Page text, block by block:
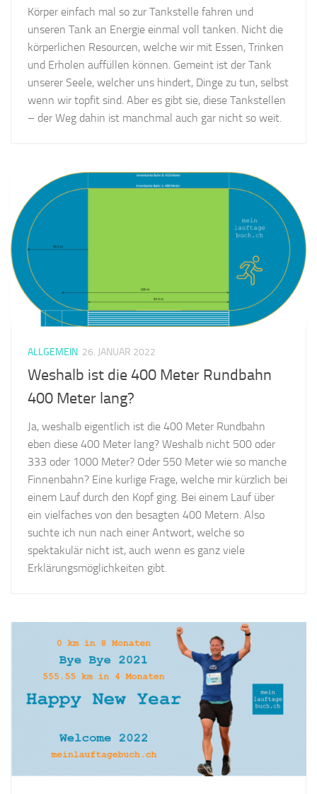
Körper einfach mal so zur Tankstelle fahren und
unseren Tank an Energie einmal voll tanken. Nicht die
körperlichen Resourcen, welche wir mit Essen, Trinken
und Erholen auffüllen können. Gemeint ist der Tank
unserer Seele, welcher uns hindert, Dinge zu tun, selbst
wenn wir topfit sind. Aber es gibt sie, diese Tankstellen
– der Weg dahin ist manchmal auch gar nicht so weit.
ALLGEMEIN 26. JANUAR 2022
Weshalb ist die 400 Meter Rundbahn
400 Meter lang?
Ja, weshalb eigentlich ist die 400 Meter Rundbahn
eben diese 400 Meter lang? Weshalb nicht 500 oder
333 oder 1000 Meter? Oder 550 Meter wie so manche
Finnenbahn? Eine kurlige Frage, welche mir kürzlich bei
einem Lauf durch den Kopf ging. Bei einem Lauf über
ein vielfaches von den besagten 400 Metern. Also
suchte ich nun nach einer Antwort, welche so
spektakulär nicht ist, auch wenn es ganz viele
Erklärungsmöglichkeiten gibt.